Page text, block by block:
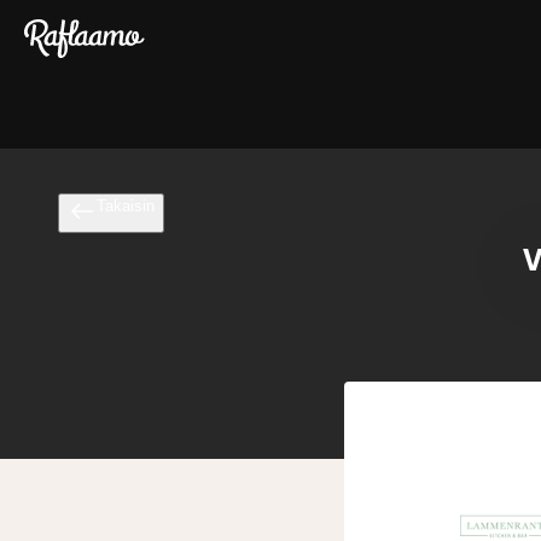
Siirry pääsisältöön